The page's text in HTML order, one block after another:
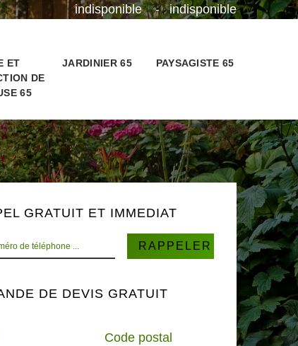
indisponible - indisponible
ET
DE
65
JARDINIER 65 PAYSAGISTE 65
GRATUIT ET IMMEDIAT
DE DEVIS GRATUIT
Code postal